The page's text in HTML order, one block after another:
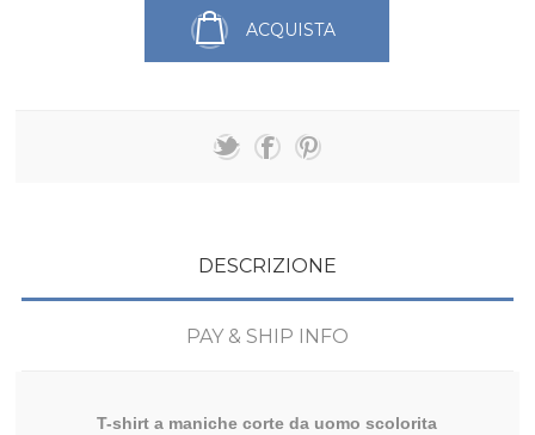
ACQUISTA
DESCRIZIONE
PAY & SHIP INFO
T-shirt a maniche corte da uomo scolorita